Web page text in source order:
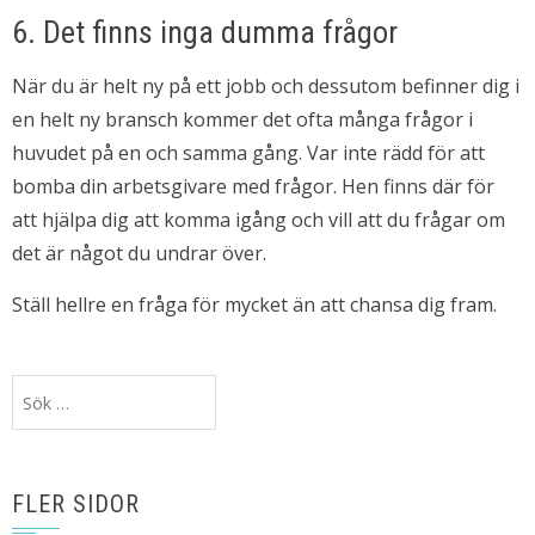
6. Det finns inga dumma frågor
När du är helt ny på ett jobb och dessutom befinner dig i
en helt ny bransch kommer det ofta många frågor i
huvudet på en och samma gång. Var inte rädd för att
bomba din arbetsgivare med frågor. Hen finns där för
att hjälpa dig att komma igång och vill att du frågar om
det är något du undrar över.
Ställ hellre en fråga för mycket än att chansa dig fram.
efter:
FLER SIDOR